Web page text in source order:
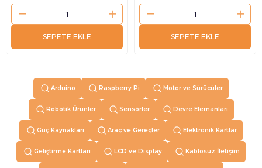
SEPETE EKLE SEPETE EKLE
Arduino Raspberry Pi Motor ve Sürücüler
Robotik Ürünler Sensörler Devre Elemanları
Güç Kaynakları Araç ve Gereçler Elektronik Kartlar
Geliştirme Kartları LCD ve Display Kablosuz İletişim